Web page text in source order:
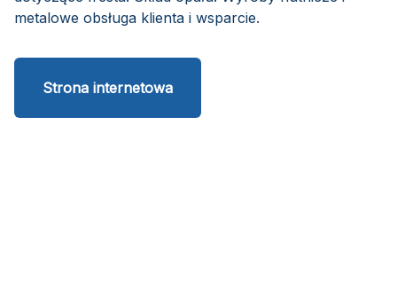
metalowe obsługa klienta i wsparcie.
Strona internetowa